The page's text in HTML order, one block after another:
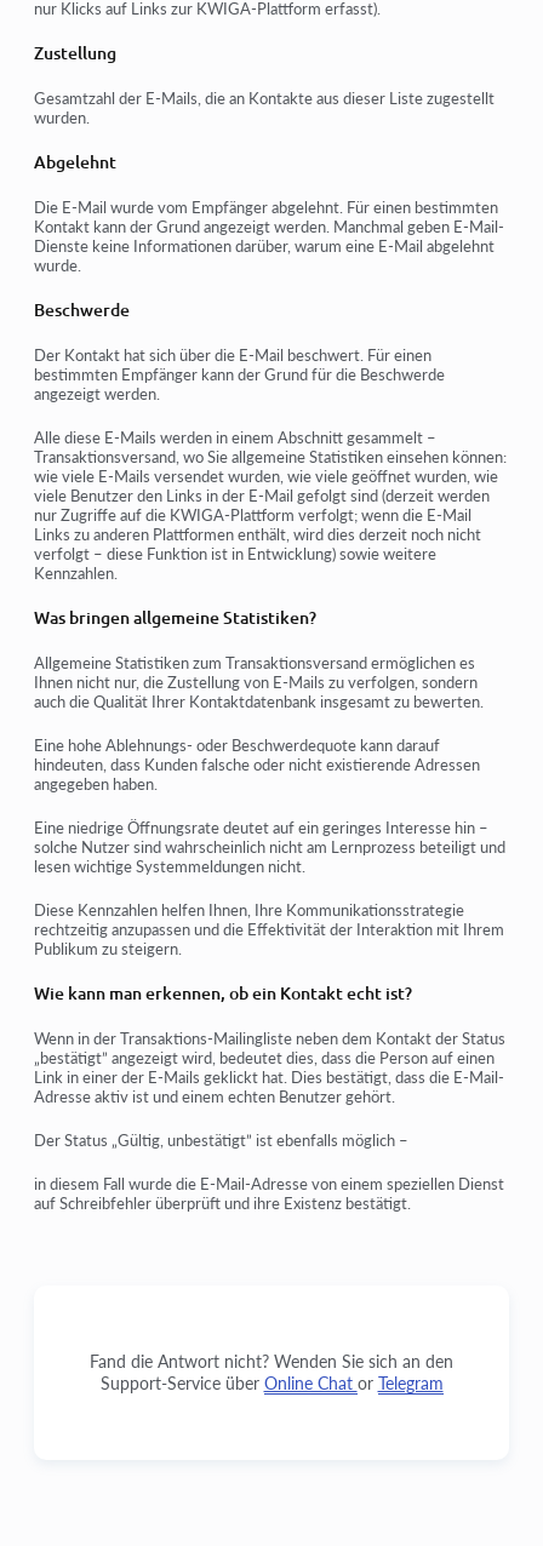
nur Klicks auf Links zur KWIGA-Plattform erfasst).
Zustellung
Gesamtzahl der E-Mails, die an Kontakte aus dieser Liste zugestellt
wurden.
Abgelehnt
Die E-Mail wurde vom Empfänger abgelehnt. Für einen bestimmten
Kontakt kann der Grund angezeigt werden. Manchmal geben E-Mail-
Dienste keine Informationen darüber, warum eine E-Mail abgelehnt
wurde.
Beschwerde
Der Kontakt hat sich über die E-Mail beschwert. Für einen
bestimmten Empfänger kann der Grund für die Beschwerde
angezeigt werden.
Alle diese E-Mails werden in einem Abschnitt gesammelt –
Transaktionsversand, wo Sie allgemeine Statistiken einsehen können:
wie viele E-Mails versendet wurden, wie viele geöffnet wurden, wie
viele Benutzer den Links in der E-Mail gefolgt sind (derzeit werden
nur Zugriffe auf die KWIGA-Plattform verfolgt; wenn die E-Mail
Links zu anderen Plattformen enthält, wird dies derzeit noch nicht
verfolgt – diese Funktion ist in Entwicklung) sowie weitere
Kennzahlen.
Was bringen allgemeine Statistiken?
Allgemeine Statistiken zum Transaktionsversand ermöglichen es
Ihnen nicht nur, die Zustellung von E-Mails zu verfolgen, sondern
auch die Qualität Ihrer Kontaktdatenbank insgesamt zu bewerten.
Eine hohe Ablehnungs- oder Beschwerdequote kann darauf
hindeuten, dass Kunden falsche oder nicht existierende Adressen
angegeben haben.
Eine niedrige Öffnungsrate deutet auf ein geringes Interesse hin –
solche Nutzer sind wahrscheinlich nicht am Lernprozess beteiligt und
lesen wichtige Systemmeldungen nicht.
Diese Kennzahlen helfen Ihnen, Ihre Kommunikationsstrategie
rechtzeitig anzupassen und die Effektivität der Interaktion mit Ihrem
Publikum zu steigern.
Wie kann man erkennen, ob ein Kontakt echt ist?
Wenn in der Transaktions-Mailingliste neben dem Kontakt der Status
„bestätigt” angezeigt wird, bedeutet dies, dass die Person auf einen
Link in einer der E-Mails geklickt hat. Dies bestätigt, dass die E-Mail-
Adresse aktiv ist und einem echten Benutzer gehört.
Der Status „Gültig, unbestätigt” ist ebenfalls möglich –
in diesem Fall wurde die E-Mail-Adresse von einem speziellen Dienst
auf Schreibfehler überprüft und ihre Existenz bestätigt.
Fand die Antwort nicht? Wenden Sie sich an den
Support-Service über Online Chat or Telegram